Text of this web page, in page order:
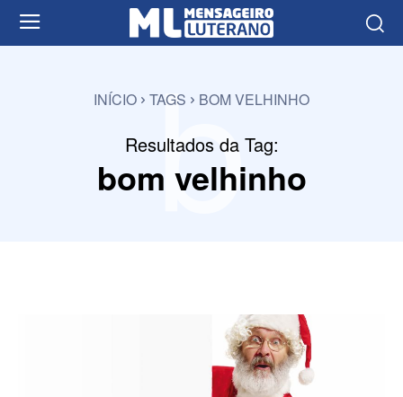
INÍCIO TAGS BOM VELHINHO
Resultados da Tag:
bom velhinho
b